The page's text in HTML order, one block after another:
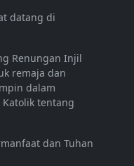
datang di
Renungan Injil
remaja dan
dalam
tentang
dan Tuhan